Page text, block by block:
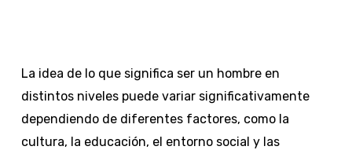
La idea de lo que significa ser un hombre en
distintos niveles puede variar significativamente
dependiendo de diferentes factores, como la
cultura, la educación, el entorno social y las